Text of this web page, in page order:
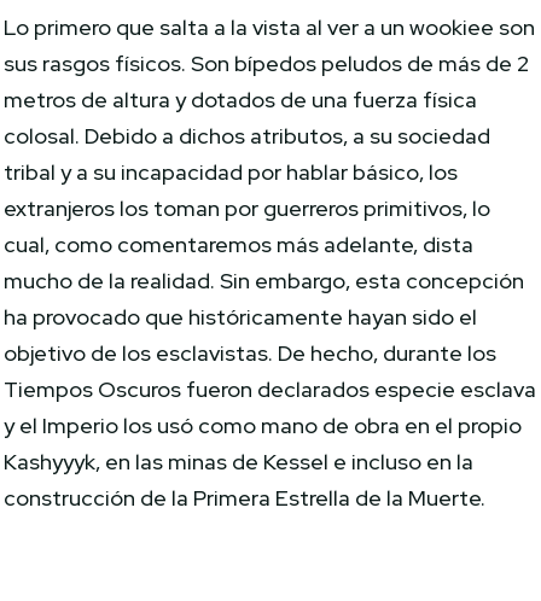
Lo primero que salta a la vista al ver a un wookiee son
sus rasgos físicos. Son bípedos peludos de más de 2
metros de altura y dotados de una fuerza física
colosal. Debido a dichos atributos, a su sociedad
tribal y a su incapacidad por hablar básico, los
extranjeros los toman por guerreros primitivos, lo
cual, como comentaremos más adelante, dista
mucho de la realidad. Sin embargo, esta concepción
ha provocado que históricamente hayan sido el
objetivo de los esclavistas. De hecho, durante los
Tiempos Oscuros fueron declarados especie esclava
y el Imperio los usó como mano de obra en el propio
Kashyyyk, en las minas de Kessel e incluso en la
construcción de la Primera Estrella de la Muerte.